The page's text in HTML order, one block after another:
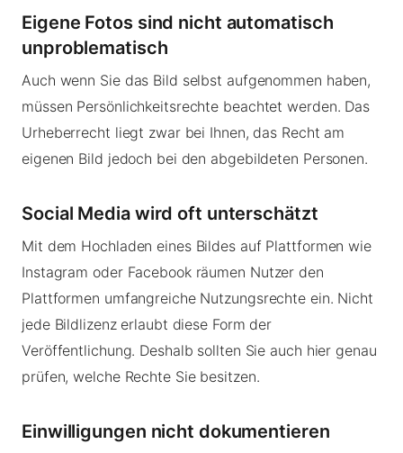
Eigene Fotos sind nicht automatisch
unproblematisch
Auch wenn Sie das Bild selbst aufgenommen haben,
müssen Persönlichkeitsrechte beachtet werden. Das
Urheberrecht liegt zwar bei Ihnen, das Recht am
eigenen Bild jedoch bei den abgebildeten Personen.
Social Media wird oft unterschätzt
Mit dem Hochladen eines Bildes auf Plattformen wie
Instagram oder Facebook räumen Nutzer den
Plattformen umfangreiche Nutzungsrechte ein. Nicht
jede Bildlizenz erlaubt diese Form der
Veröffentlichung. Deshalb sollten Sie auch hier genau
prüfen, welche Rechte Sie besitzen.
Einwilligungen nicht dokumentieren